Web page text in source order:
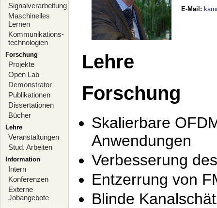
Signalverarbeitung
Maschinelles
Lernen
Kommunikations-
technologien
Forschung
Projekte
Open Lab
Demonstrator
Publikationen
Dissertationen
Bücher
Lehre
Veranstaltungen
Stud. Arbeiten
Information
Intern
Konferenzen
Externe
Jobangebote
E-Mail :
Lehre
Forschung
Skalierbare
Anwendungen
Verbesserung
Entzerrung von
Blinde